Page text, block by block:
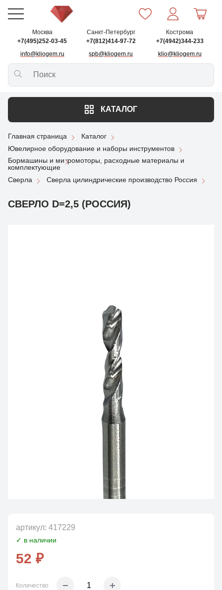
Москва
+7(495)252-03-45
info@kliogem.ru
Санкт-Петербург
+7(812)414-97-72
spb@kliogem.ru
Кострома
+7(4942)344-233
klio@kliogem.ru
КАТАЛОГ
Главная страница
Каталог
Ювелирное оборудование и наборы инструментов
Бормашины и микромоторы, расходные материалы и
комплектующие
Сверла
Сверла цилиндрические производство Россия
СВЕРЛО D=2,5 (РОССИЯ)
артикул: 417229
✓ в наличии
52 ₽
Количество